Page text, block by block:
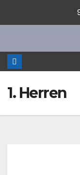
1. Herren